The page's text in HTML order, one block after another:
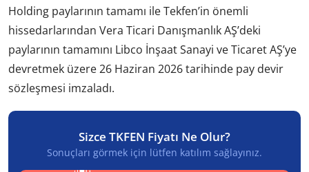
Holding paylarının tamamı ile Tekfen’in önemli
hissedarlarından Vera Ticari Danışmanlık AŞ’deki
paylarının tamamını Libco İnşaat Sanayi ve Ticaret AŞ’ye
devretmek üzere 26 Haziran 2026 tarihinde pay devir
sözleşmesi imzaladı.
Sizce TKFEN Fiyatı Ne Olur?
Sonuçları görmek için lütfen katılım sağlayınız.